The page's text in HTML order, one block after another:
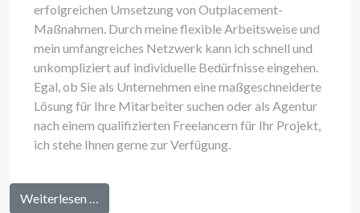
erfolgreichen Umsetzung von Outplacement-
Maßnahmen. Durch meine flexible Arbeitsweise und
mein umfangreiches Netzwerk kann ich schnell und
unkompliziert auf individuelle Bedürfnisse eingehen.
Egal, ob Sie als Unternehmen eine maßgeschneiderte
Lösung für Ihre Mitarbeiter suchen oder als Agentur
nach einem qualifizierten Freelancern für Ihr Projekt,
ich stehe Ihnen gerne zur Verfügung.
Weiterlesen …